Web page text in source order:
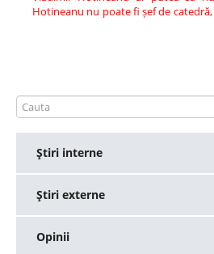
Hotineanu nu poate fi șef de
Ştiri interne
Ştiri externe
Opinii